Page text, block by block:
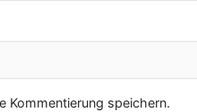
Kommentierung speichern.